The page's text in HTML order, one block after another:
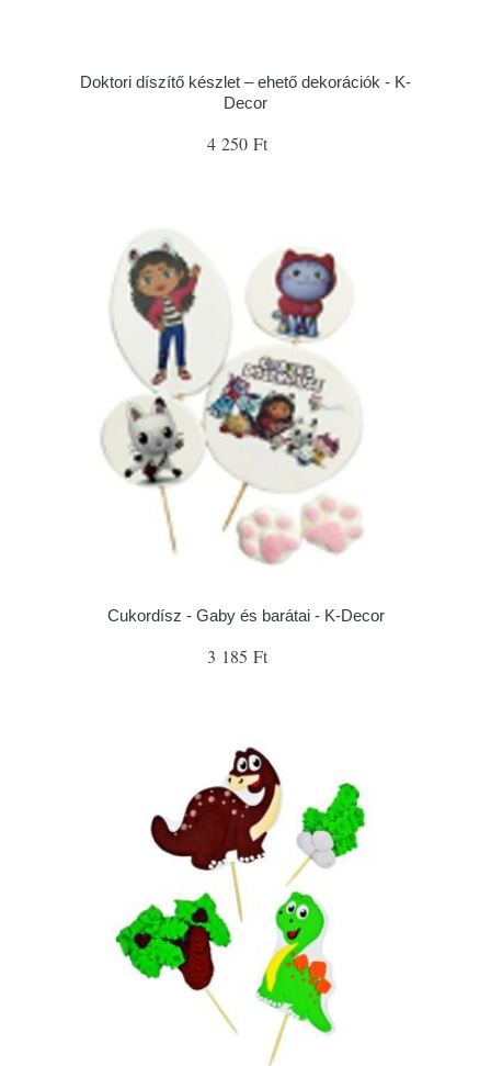
Doktori díszítő készlet – ehető dekorációk - K-
Decor
4 250 Ft
Cukordísz - Gaby és barátai - K-Decor
3 185 Ft